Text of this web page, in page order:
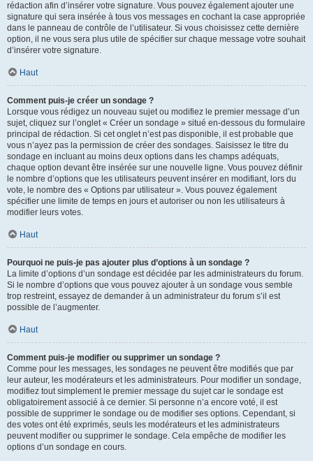
rédaction afin d’insérer votre signature. Vous pouvez également ajouter une
signature qui sera insérée à tous vos messages en cochant la case appropriée
dans le panneau de contrôle de l’utilisateur. Si vous choisissez cette dernière
option, il ne vous sera plus utile de spécifier sur chaque message votre souhait
d’insérer votre signature.
Haut
Comment puis-je créer un sondage ?
Lorsque vous rédigez un nouveau sujet ou modifiez le premier message d’un
sujet, cliquez sur l’onglet « Créer un sondage » situé en-dessous du formulaire
principal de rédaction. Si cet onglet n’est pas disponible, il est probable que
vous n’ayez pas la permission de créer des sondages. Saisissez le titre du
sondage en incluant au moins deux options dans les champs adéquats,
chaque option devant être insérée sur une nouvelle ligne. Vous pouvez définir
le nombre d’options que les utilisateurs peuvent insérer en modifiant, lors du
vote, le nombre des « Options par utilisateur ». Vous pouvez également
spécifier une limite de temps en jours et autoriser ou non les utilisateurs à
modifier leurs votes.
Haut
Pourquoi ne puis-je pas ajouter plus d’options à un sondage ?
La limite d’options d’un sondage est décidée par les administrateurs du forum.
Si le nombre d’options que vous pouvez ajouter à un sondage vous semble
trop restreint, essayez de demander à un administrateur du forum s’il est
possible de l’augmenter.
Haut
Comment puis-je modifier ou supprimer un sondage ?
Comme pour les messages, les sondages ne peuvent être modifiés que par
leur auteur, les modérateurs et les administrateurs. Pour modifier un sondage,
modifiez tout simplement le premier message du sujet car le sondage est
obligatoirement associé à ce dernier. Si personne n’a encore voté, il est
possible de supprimer le sondage ou de modifier ses options. Cependant, si
des votes ont été exprimés, seuls les modérateurs et les administrateurs
peuvent modifier ou supprimer le sondage. Cela empêche de modifier les
options d’un sondage en cours.